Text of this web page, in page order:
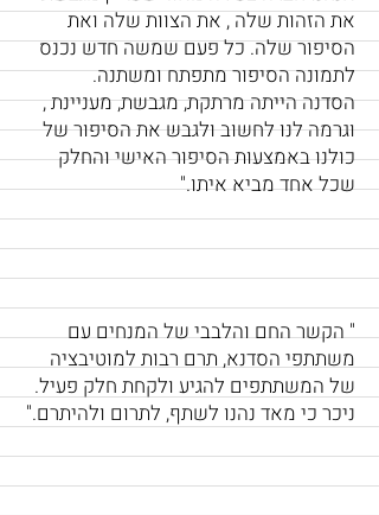
את הזהות שלה , את הצוות שלה ואת
הסיפור שלה. כל פעם שמשה חדש נכנס
לתמונה הסיפור מתפתח ומשתנה.
הסדנה הייתה מרתקת, מגבשת, מעניינת ,
וגרמה לנו לחשוב ולגבש את הסיפור של
כולנו באמצעות הסיפור האישי והחלק
שכל אחד מביא איתו."
" הקשר החם והלבבי של המנחים עם
משתתפי הסדנא, תרם רבות למוטיבציה
של המשתתפים להגיע ולקחת חלק פעיל.
ניכר כי מאד נהנו לשתף, לתרום ולהיתרם."